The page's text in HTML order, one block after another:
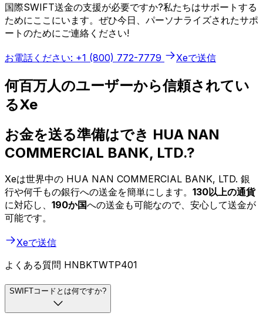
国際SWIFT送金の支援が必要ですか?私たちはサポートする
ためにここにいます。ぜひ今日、パーソナライズされたサポ
ートのためにご連絡ください!
お電話ください: +1 (800) 772-7779 Xeで送信
何百万人のユーザーから信頼されてい
るXe
お金を送る準備はでき HUA NAN
COMMERCIAL BANK, LTD.?
Xeは世界中の HUA NAN COMMERCIAL BANK, LTD. 銀
行や何千もの銀行への送金を簡単にします。 130以上の通貨
に対応し、 190か国への送金も可能なので、安心して送金が
可能です。
Xeで送信
よくある質問 HNBKTWTP401
SWIFTコードとは何ですか?